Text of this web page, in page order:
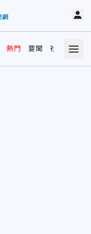
熱門 要聞 社會 娛樂